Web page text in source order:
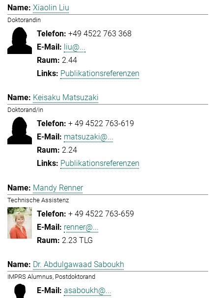
Xiaolin Liu
Doktorandin
+49 4522 763 368
liu@...
2.44
Publikationsreferenzen
Keisaku Matsuzaki
Doktorand/in
+ 49 4522 763-619
matsuzaki@...
2.24
Publikationsreferenzen
Mandy Renner
Technische Assistenz
+ 49 4522 763-659
renner@...
2.23 TLG
Dr. Abdulgawaad Saboukh
IMPRS Alumnus, Postdoktorand
asaboukh@...